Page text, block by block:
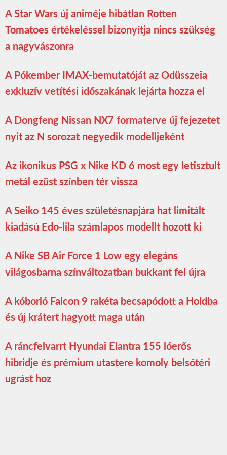
A Star Wars új animéje hibátlan Rotten
Tomatoes értékeléssel bizonyítja nincs szükség
a nagyvászonra
A Pókember IMAX-bemutatóját az Odüsszeia
exkluzív vetítési időszakának lejárta hozza el
A Dongfeng Nissan NX7 formaterve új fejezetet
nyit az N sorozat negyedik modelljeként
Az ikonikus PSG x Nike KD 6 most egy letisztult
metál ezüst színben tér vissza
A Seiko 145 éves születésnapjára hat limitált
kiadású Edo-lila számlapos modellt hozott ki
A Nike SB Air Force 1 Low egy elegáns
világosbarna színváltozatban bukkant fel újra
A kóborló Falcon 9 rakéta becsapódott a Holdba
és új krátert hagyott maga után
A ráncfelvarrt Hyundai Elantra 155 lóerős
hibridje és prémium utastere komoly belsőtéri
ugrást hoz